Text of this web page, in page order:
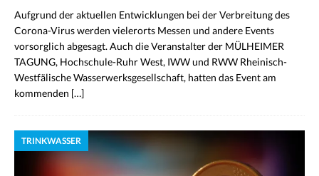
Aufgrund der aktuellen Entwicklungen bei der Verbreitung des
Corona-Virus werden vielerorts Messen und andere Events
vorsorglich abgesagt. Auch die Veranstalter der MÜLHEIMER
TAGUNG, Hochschule-Ruhr West, IWW und RWW Rheinisch-
Westfälische Wasserwerksgesellschaft, hatten das Event am
kommenden […]
TRINKWASSER